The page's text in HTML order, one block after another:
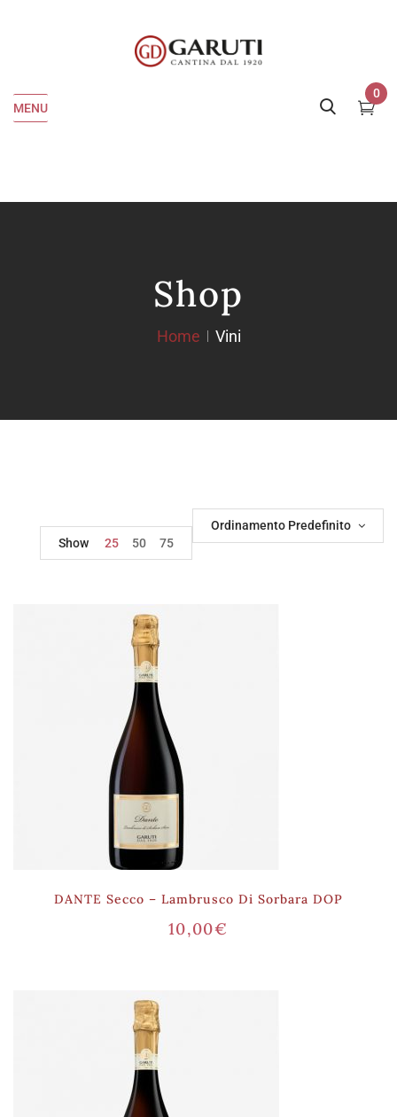
MENU
0
Shop
Home Vini
Ordinamento Predefinito
Show
25 50 75
DANTE Secco – Lambrusco Di Sorbara DOP
10,00€